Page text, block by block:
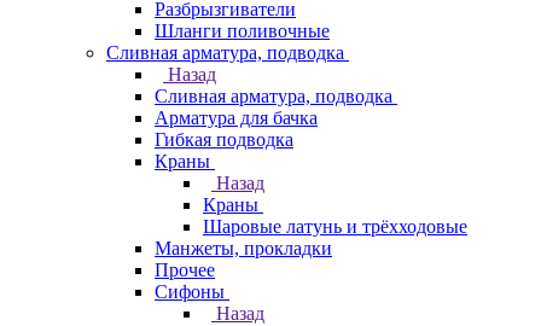
Разбрызгиватели
Шланги поливочные
Сливная арматура, подводка
Назад
Сливная арматура, подводка
Арматура для бачка
Гибкая подводка
Краны
Назад
Краны
Шаровые латунь и трёхходовые
Манжеты, прокладки
Прочее
Сифоны
Назад